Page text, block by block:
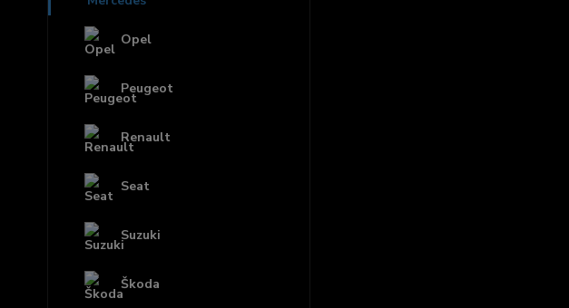
Opel
Peugeot
Renault
Seat
Suzuki
Škoda